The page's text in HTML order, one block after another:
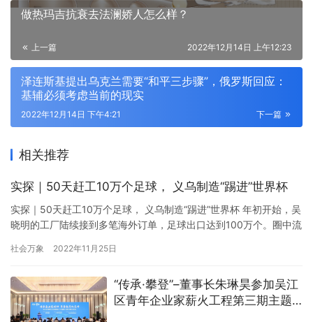
做热玛吉抗衰去法澜娇人怎么样？
上一篇 2022年12月14日 上午12:23
泽连斯基提出乌克兰需要“和平三步骤”，俄罗斯回应：
基辅必须考虑当前的现实
下一篇
2022年12月14日 下午4:21
相关推荐
实探｜50天赶工10万个足球， 义乌制造“踢进”世界杯
实探｜50天赶工10万个足球， 义乌制造“踢进”世界杯 年初开始，吴
晓明的工厂陆续接到多笔海外订单，足球出口达到100万个。圈中流
日，四年一度的世界杯将在卡塔尔打响，而这一体育盛会的影子仍
不时拿起手机和国内外客户沟通，话语简单，匆忙又熟…
社会万象 2022年11月25日
“传承·攀登”–董事长朱琳昊参加吴江
区青年企业家薪火工程第三期主题